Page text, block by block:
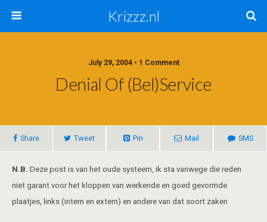
Krizzz.nl
July 29, 2004 • 1 Comment
Denial Of (bel)service
Share Tweet Pin Mail SMS
N.B. Deze post is van het oude systeem, ik sta vanwege die reden
niet garant voor het kloppen van werkende en goed gevormde
plaatjes, links (intern en extern) en andere van dat soort zaken